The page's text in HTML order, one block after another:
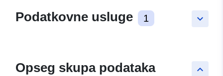
keyboard_arrow_down
Podatkovne usluge 1
keyboard_arrow_up
Opseg skupa podataka